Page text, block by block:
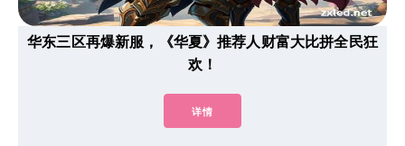
华东三区再爆新服，《华夏》推荐人财富大比拼全民狂
欢！
详情